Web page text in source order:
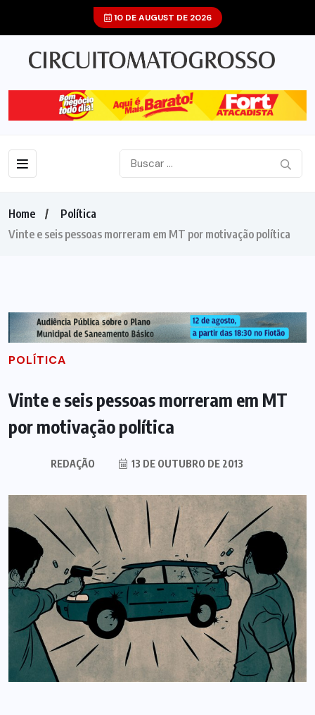
10 DE AUGUST DE 2026
Home
Política
Vinte e seis pessoas morreram em MT por motivação política
POLÍTICA
Vinte e seis pessoas morreram em MT
por motivação política
REDAÇÃO 13 DE OUTUBRO DE 2013